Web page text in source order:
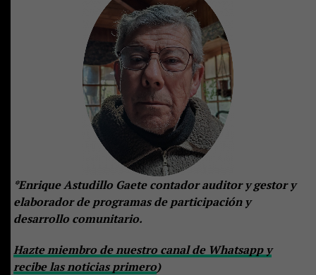
*Enrique Astudillo Gaete contador auditor y gestor y
elaborador de programas de participación y
desarrollo comunitario.
Hazte miembro de nuestro canal de Whatsapp y
recibe las noticias primero)